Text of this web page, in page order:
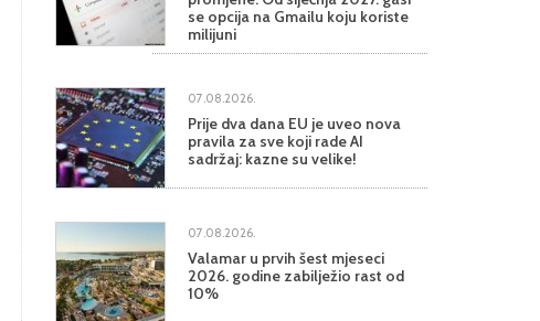
se opcija na Gmailu koju koriste
milijuni
07.08.2026.
Prije dva dana EU je uveo nova
pravila za sve koji rade AI
sadržaj: kazne su velike!
07.08.2026.
Valamar u prvih šest mjeseci
2026. godine zabilježio rast od
10%